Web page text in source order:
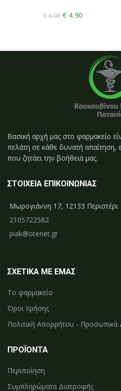
€6.08 € 4.90
Βασική αρχή μας στο φαρμακείο
πελάτη σε κάθε δυνατή απαίτηση,
που ζητάει την βοήθειά μας.
ΣΤΟΙΧΕΙΑ ΕΠΙΚΟΙΝΩΝΙΑΣ
Μωρογιάννη 17, 12133 Περιστέρι
2105722582
piak@otenet.gr
ΣΧΕΤΙΚΑ ΜΕ ΕΜΑΣ
Το φαρμακείο
Όροι Χρήσης
Πολιτική Απορρήτου - Προσωπικά
ΠΡΟΪΟΝΤΑ
Περιποίηση
Συμπληρώματα Διατροφής